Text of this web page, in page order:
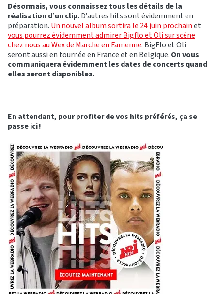
Désormais, vous connaissez tous les détails de la
réalisation d’un clip.D’autres hits sont évidemment en
préparation. Un nouvel album sortira le 24 juin prochainet
vous pourrez évidemment admirer Bigflo et Oli sur scène
chez nous au Wex de Marche en Famenne. BigFlo et Oli
seront aussi en tournée en France et en Belgique. On vous
communiquera évidemment les dates de concerts quand
elles seront disponibles.
En attendant, pour profiter de vos hits préférés, ça se
passe ici !